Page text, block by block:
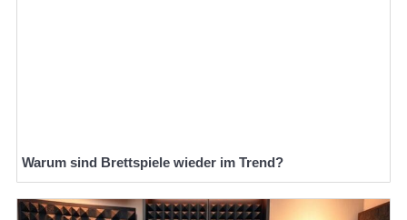
Warum sind Brettspiele wieder im Trend?